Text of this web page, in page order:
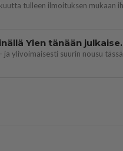
Perussuomalaisten